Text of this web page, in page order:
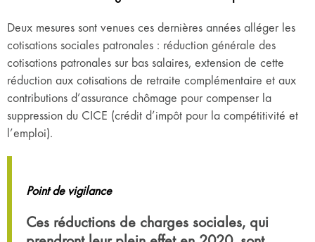
Deux mesures sont venues ces dernières années alléger les
cotisations sociales patronales : réduction générale des
cotisations patronales sur bas salaires, extension de cette
réduction aux cotisations de retraite complémentaire et aux
contributions d’assurance chômage pour compenser la
suppression du CICE (crédit d’impôt pour la compétitivité et
l’emploi).
Point de vigilance
Ces réductions de charges sociales, qui